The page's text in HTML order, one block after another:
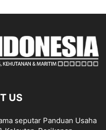
US
seputar Panduan Usaha